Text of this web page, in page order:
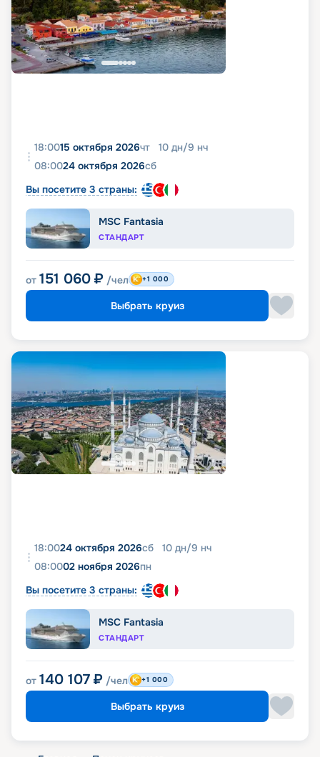
18:0015 октября 2026чт 10 дн/9 нч
08:0024 октября 2026сб
Вы посетите 3 страны:
MSC Fantasia
СТАНДАРТ
от 151 060 ₽ /чел +1 000
Выбрать круиз
18:0024 октября 2026сб 10 дн/9 нч
08:0002 ноября 2026пн
Вы посетите 3 страны:
MSC Fantasia
СТАНДАРТ
от 140 107 ₽ /чел +1 000
Выбрать круиз